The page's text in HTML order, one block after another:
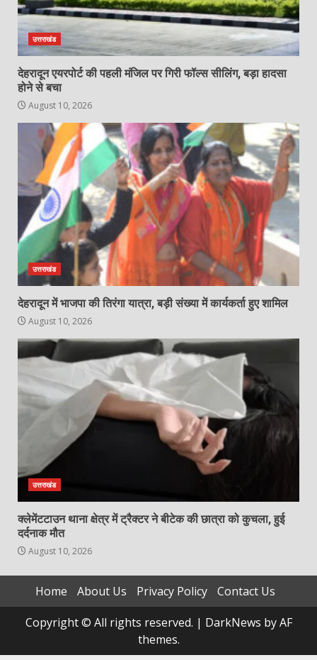
उत्तराखंड
देहरादून एयरपोर्ट की पहली मंजिल पर गिरी फॉल्स सीलिंग, बड़ा हादसा
होने से बचा
August 10, 2026
उत्तराखंड
देहरादून में भाजपा की तिरंगा यात्रा, बड़ी संख्या में कार्यकर्ता हुए शामिल
August 10, 2026
उत्तराखंड
क्लेमेंटटाउन थाना क्षेत्र में ट्रैक्टर ने बीटेक की छात्रा को कुचला, हुई
दर्दनाक मौत
August 10, 2026
Home About Us Privacy Policy
Contact Us
Copyright © All rights reserved. | DarkNews by AF
themes.